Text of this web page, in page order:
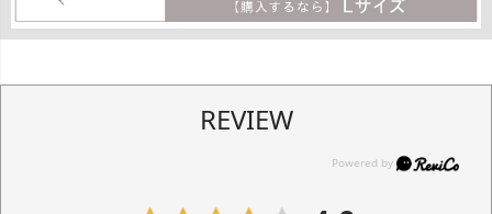
REVIEW